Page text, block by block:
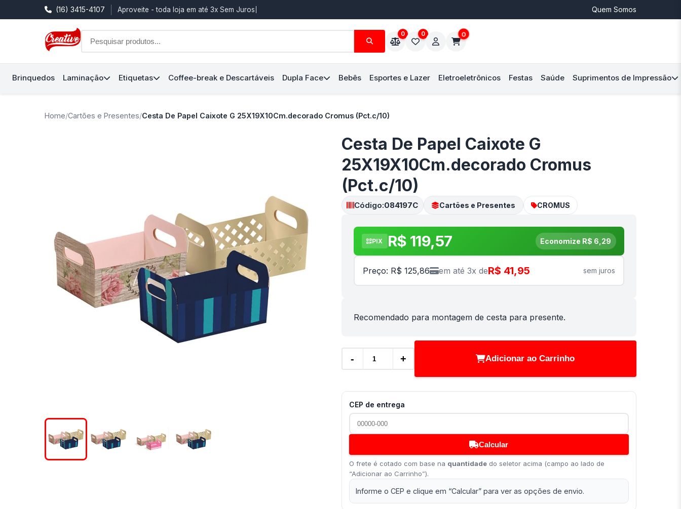
(16) 3415-4107 Aproveite - toda loja em até 3x Sem Juros Quem Somos
0 0 0
Brinquedos Laminação Etiquetas Coffee-break e Descartáveis Dupla Face Bebês Esportes e Lazer Eletroeletrônicos Festas Saúde Suprimentos de Impressão
Home/Cartões e Presentes/Cesta De Papel Caixote G 25X19X10Cm.decorado Cromus (Pct.c/10)
Cesta De Papel Caixote G
25X19X10Cm.decorado Cromus
(Pct.c/10)
Código:084197C Cartões e Presentes CROMUS
PIX R$ 119,57 Economize R$ 6,29
Preço: R$ 125,86 em até 3x deR$ 41,95 sem juros
Recomendado para montagem de cesta para presente.
- + Adicionar ao Carrinho
CEP de entrega
Calcular
O frete é cotado com base na quantidadedo seletor acima (campo ao lado de
“Adicionar ao Carrinho”).
Informe o CEP e clique em “Calcular” para ver as opções de envio.